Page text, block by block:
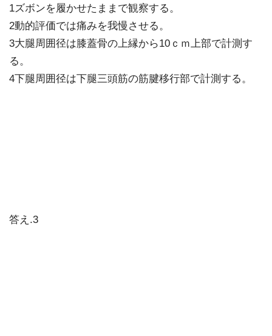
1ズボンを履かせたままで観察する。
2動的評価では痛みを我慢させる。
3大腿周囲径は膝蓋骨の上縁から10ｃｍ上部で計測す
る。
4下腿周囲径は下腿三頭筋の筋腱移行部で計測する。
答え.3